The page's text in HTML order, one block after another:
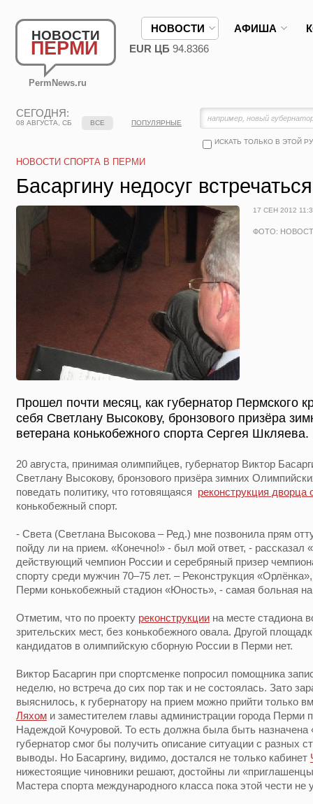
НОВОСТИ
ПЕРМИ
PermNews.ru
НОВОСТИ АФИША
EUR ЦБ 94.8366
СЕГОДНЯ:
08 АВГУСТА, СБ
ИСКАТЬ ТОЛЬКО В ЭТОЙ
ВСЕ ПОПУЛЯРНЫЕ
НОВОСТИ СПОРТА В ПЕРМИ
Басаргину недосуг
17 СЕН 2012
ФОТО:
Прошел почти месяц, как губернатор Пермского
себя Светлану Высокову, бронзового призёра
ветерана конькобежного спорта Сергея Шкляева.
20 августа, принимая олимпийцев, губернатор Виктор
Светлану Высокову, бронзового призёра зимних
поведать политику, что готовящаяся реконструкция дворца
конькобежный спорт.
- Света (Светлана Высокова – Ред.) мне позвонила прям
пойду ли на прием. «Конечно!» - был мой ответ, -
действующий чемпион России и серебряный призер
спорту среди мужчин 70–75 лет. – Реконструкция
Перми конькобежный стадион «Юность», - самая больная
Отметим, что по проекту реконструкции на месте стадиона
зрительских мест, без конькобежного овала. Другой
кандидатов в олимпийскую сборную России в Перми нет.
Виктор Басаргин при спортсменке попросил помощника
неделю, но встреча до сих пор так и не состоялась. Зато
выяснилось, к губернатору на прием можно прийти только
Ляхом и заместителем главы администрации города Перми
Надеждой Кочуровой. То есть должна была быть назначена
губернатор смог бы получить описание ситуации с разных
выводы. Но Басаргину, видимо, достался не только кабинет
нижестоящие чиновники решают, достойны ли
Мастера спорта международного класса пока этой чести не